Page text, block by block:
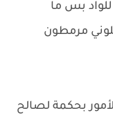
بس ما
مرمطون
بحكمة لصالح